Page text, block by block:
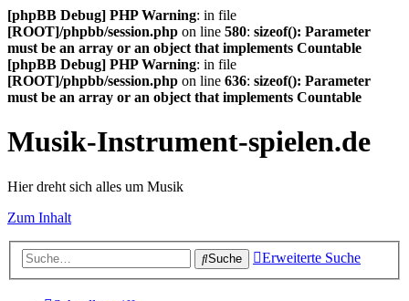
[phpBB Debug] PHP Warning: in file
[ROOT]/phpbb/session.php on line 580: sizeof(): Parameter
must be an array or an object that implements Countable
[phpBB Debug] PHP Warning: in file
[ROOT]/phpbb/session.php on line 636: sizeof(): Parameter
must be an array or an object that implements Countable
Musik-Instrument-spielen.de
Hier dreht sich alles um Musik
Zum Inhalt
Suche Erweiterte Suche